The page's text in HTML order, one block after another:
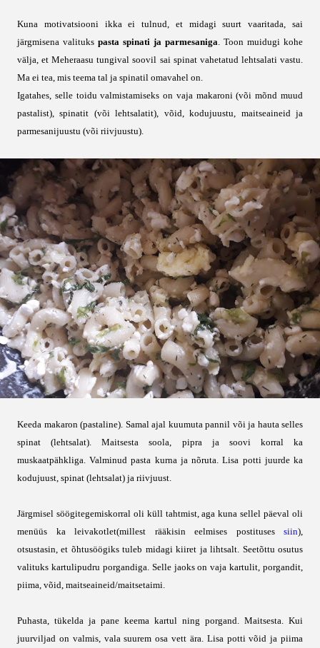
Kuna motivatsiooni ikka ei tulnud, et midagi suurt vaaritada, sai
järgmisena valituks pasta spinati ja parmesaniga. Toon muidugi kohe
välja, et Meheraasu tungival soovil sai spinat vahetatud lehtsalati vastu.
Ma ei tea, mis teema tal ja spinatil omavahel on.
Igatahes, selle toidu valmistamiseks on vaja makaroni (või mõnd muud
pastalist), spinatit (või lehtsalatit), võid, kodujuustu, maitseaineid ja
parmesanijuustu (või riivjuustu).
Keeda makaron (pastaline). Samal ajal kuumuta pannil või ja hauta selles
spinat (lehtsalat). Maitsesta soola, pipra ja soovi korral ka
muskaatpähkliga. Valminud pasta kurna ja nõruta. Lisa potti juurde ka
kodujuust, spinat (lehtsalat) ja riivjuust.
Järgmisel söögitegemiskorral oli küll tahtmist, aga kuna sellel päeval oli
menüüs ka leivakotlet(millest rääkisin eelmises postituses siin),
otsustasin, et õhtusöögiks tuleb midagi kiiret ja lihtsalt. Seetõttu osutus
valituks kartulipudru porgandiga. Selle jaoks on vaja kartulit, porgandit,
piima, võid, maitseaineid/maitsetaimi.
Puhasta, tükelda ja pane keema kartul ning porgand. Maitsesta. Kui
juurviljad on valmis, vala suurem osa vett ära. Lisa potti võid ja piima